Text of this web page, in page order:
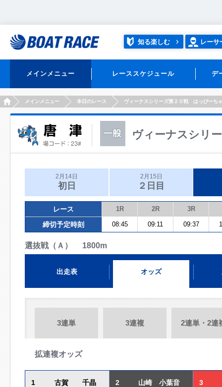
知る楽しむ レーサ
メインメニュー レーススケジュール デ
HOMEメインメニュー 本日のレース ヴィーナスシリーズ第２０戦 はっぴーち
ヴィーナスシリ
2月14日
初日
2月15日
２日目
レース 1R 2R 3R
締切予定時刻 08:45 09:11 09:37
選抜戦（Ａ） 1800m
出走表 オッズ
3連単 3連複 2連単・2連
拡連複オッズ
1 古賀 千晶 2 山崎 小葉音 3